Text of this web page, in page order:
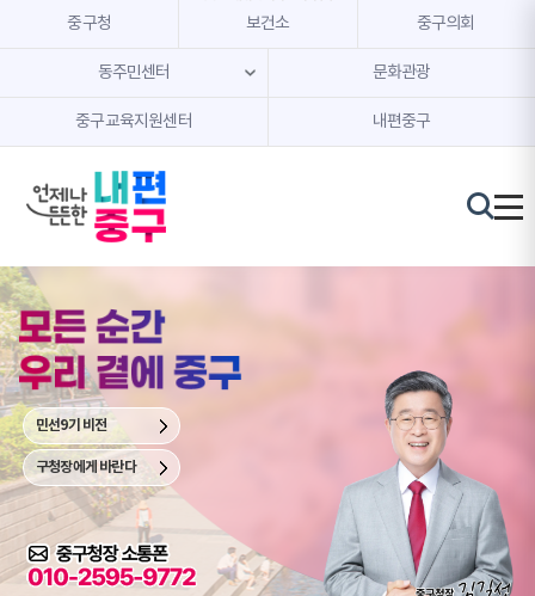
본문 내용 바로가기
주메뉴 바로가기
중구청 보건소 중구의회
동주민센터 문화관광
중구교육지원센터 내편중구
민선9기 비전
구청장에게 바란다